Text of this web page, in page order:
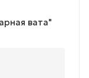
вата"